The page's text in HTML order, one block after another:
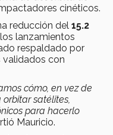
cinéticos.
reducción del 15.2
lanzamientos
respaldado por
validados con
cómo, en vez de
satélites,
para hacerlo
Mauricio.